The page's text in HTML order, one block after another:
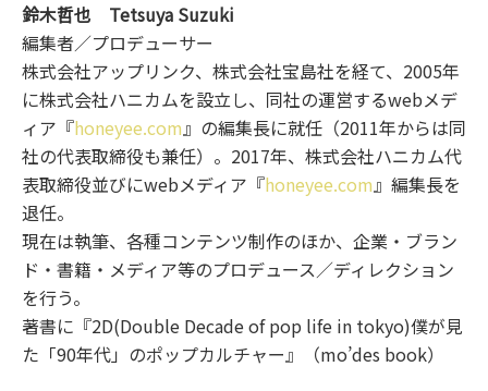
鈴木哲也 Tetsuya Suzuki
編集者／プロデューサー
株式会社アップリンク、株式会社宝島社を経て、2005年
に株式会社ハニカムを設立し、同社の運営するwebメデ
ィア『honeyee.com』の編集長に就任（2011年からは同
社の代表取締役も兼任）。2017年、株式会社ハニカム代
表取締役並びにwebメディア『honeyee.com』編集長を
退任。
現在は執筆、各種コンテンツ制作のほか、企業・ブラン
ド・書籍・メディア等のプロデュース／ディレクション
を行う。
著書に『2D(Double Decade of pop life in tokyo)僕が見
た「90年代」のポップカルチャー』（mo’des book）